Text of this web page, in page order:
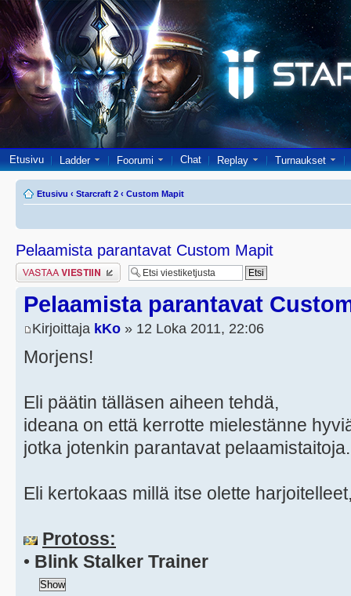
Etusivu Ladder Foorumi Chat Replay Turnaukset
Etusivu ‹ Starcraft 2 ‹ Custom Mapit
Pelaamista parantavat Custom Mapit
Lähetä vastaus
Pelaamista parantavat
Kirjoittaja kKo » 12 Loka 2011, 22:06
Morjens!
Eli päätin tälläsen aiheen tehdä,
ideana on että kerrotte mielestänne
jotka jotenkin parantavat pelaamistaitoja.
Eli kertokaas millä itse olette
Protoss:
• Blink Stalker Trainer